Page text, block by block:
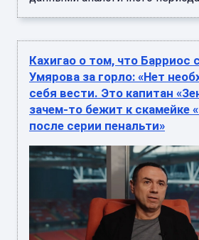
Кахигао о том, что Барриос
Умярова за горло: «Нет
себя вести. Это капитан
зачем-то бежит к скамейке
после серии пенальти»